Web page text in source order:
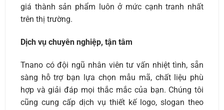
giá thành sản phẩm luôn ở mức cạnh tranh nhất
trên thị trường.
Dịch vụ chuyên nghiệp, tận tâm
Tnano có đội ngũ nhân viên tư vấn nhiệt tình, sẵn
sàng hỗ trợ bạn lựa chọn mẫu mã, chất liệu phù
hợp và giải đáp mọi thắc mắc của bạn. Chúng tôi
cũng cung cấp dịch vụ thiết kế logo, slogan theo